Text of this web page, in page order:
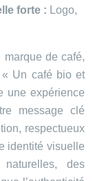
forte : Logo,
de café,
« Un café bio et
une expérience
message clé
respectueux
identité visuelle
des